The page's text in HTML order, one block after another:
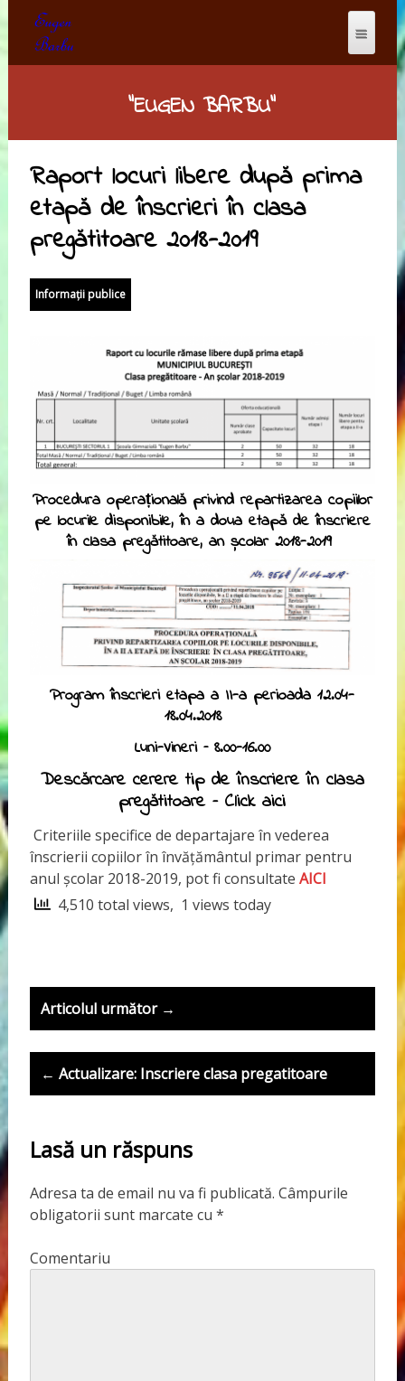
"EUGEN BARBU"
Raport locuri libere după prima
etapă de înscrieri în clasa
pregătitoare 2018-2019
Informații publice
Procedura operațională privind repartizarea copiilor
pe locurile disponibile, în a doua etapă de înscriere
în clasa pregătitoare, an școlar 2018-2019
Program înscrieri etapa a II-a perioada12.04-
18.04.2018
Luni-Vineri – 8.00-16.00
Descărcare cerere tip de înscriere în clasa
pregătitoare –Click aici
Criteriile specifice de departajare în vederea
înscrierii copiilor în învățământul primar pentru
anul școlar 2018-2019, pot fi consultate AICI
4,510 total views, 1 views today
P
o
t
a
v
i
g
Articolul următor →
← Actualizare: Inscriere clasa pregatitoare
Lasă un răspuns
Adresa ta de email nu va fi publicată. Câmpurile
obligatorii sunt marcate cu *
Comentariu